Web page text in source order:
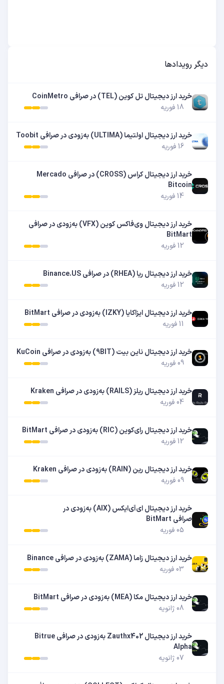
دیگر رویدادها
خرید ارز دیجیتال تل‌ کوین (TEL) در صرافی CoinMetro
18 فوریه
خرید ارز دیجیتال اولتیما (ULTIMA) به‌زودی در صرافی Toobit
16 فوریه
خرید ارز دیجیتال کراس (CROSS) در صرافی Mercado
Bitcoin
14 فوریه
خرید ارز دیجیتال وی‌فاکس کوین (VFX) به‌زودی در صرافی
BitMart
12 فوریه
خرید ارز دیجیتال ریا (RHEA) در صرافی Binance.US
12 فوریه
خرید ارز دیجیتال ایزاکایا (IZKY) به‌زودی در صرافی BitMart
11 فوریه
خرید ارز دیجیتال ناین بیت (9BIT) به‌زودی در صرافی KuCoin
09 فوریه
خرید ارز دیجیتال ریلز (RAILS) به‌زودی در صرافی Kraken
04 فوریه
خرید ارز دیجیتال رای‌کوین (RIC) به‌زودی در صرافی BitMart
12 فوریه
خرید ارز دیجیتال رین (RAIN) به‌زودی در صرافی Kraken
09 فوریه
خرید ارز دیجیتال ای‌آی‌ایکس (AIX) به‌زودی در
صرافی BitMart
05 فوریه
خرید ارز دیجیتال زاما (ZAMA) به‌زودی در صرافی Binance
03 فوریه
خرید ارز دیجیتال مکا (MEA) به‌زودی در صرافی BitMart
08 ژانویه
خرید ارز دیجیتال Zauthx402 به‌زودی در صرافی Bitrue
Alpha
07 ژانویه